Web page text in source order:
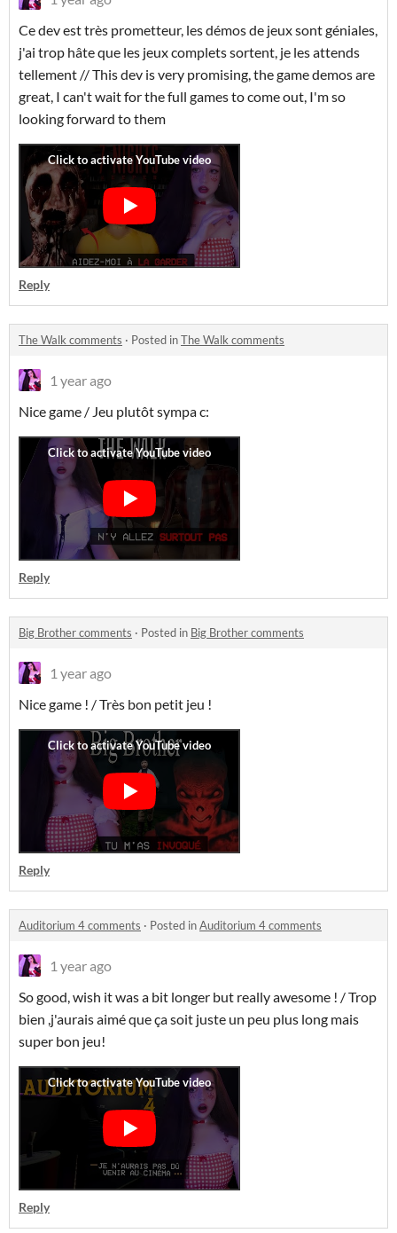
Ce dev est très prometteur, les démos de jeux sont géniales,
j'ai trop hâte que les jeux complets sortent, je les attends
tellement // This dev is very promising, the game demos are
great, I can't wait for the full games to come out, I'm so
looking forward to them
Reply
The Walk comments · Posted inThe Walk comments
1 year ago
Nice game / Jeu plutôt sympa c:
Reply
Big Brother comments · Posted in Big Brother comments
1 year ago
Nice game ! / Très bon petit jeu !
Reply
Auditorium 4 comments · Posted inAuditorium 4 comments
1 year ago
So good, wish it was a bit longer but really awesome ! / Trop
bien ,j'aurais aimé que ça soit juste un peu plus long mais
super bon jeu!
Reply